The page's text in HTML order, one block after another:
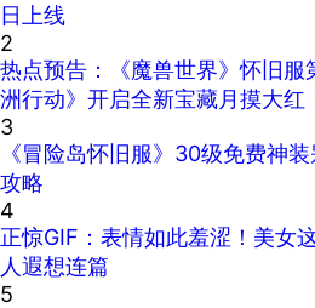
日上线
2
热点预告：《魔兽世界》怀旧服
洲行动》开启全新宝藏月摸大红
3
《冒险岛怀旧服》30级免费神
攻略
4
正惊GIF：表情如此羞涩！美女
人遐想连篇
5